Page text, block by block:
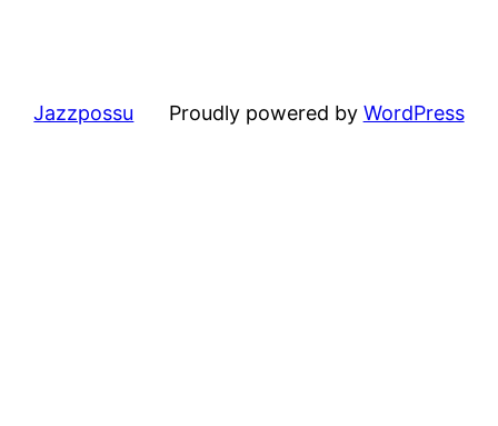
Jazzpossu Proudly powered by WordPress